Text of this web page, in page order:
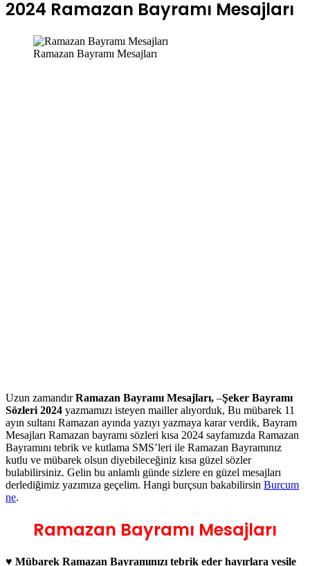
2024 Ramazan Bayramı Mesajları
Ramazan Bayramı Mesajları
Uzun zamandırRamazan Bayramı Mesajları, –Şeker Bayramı
Sözleri 2024 yazmamızı isteyen mailler alıyorduk, Bu mübarek 11
ayın sultanı Ramazan ayında yazıyı yazmaya karar verdik, Bayram
Mesajları Ramazan bayramı sözleri kısa 2024 sayfamızda Ramazan
Bayramını tebrik ve kutlama SMS’leri ile Ramazan Bayramınız
kutlu ve mübarek olsun diyebileceğiniz kısa güzel sözler
bulabilirsiniz. Gelin bu anlamlı günde sizlere en güzel mesajları
derlediğimiz yazımıza geçelim. Hangi burçsun bakabilirsin Burcum
ne.
Ramazan Bayramı Mesajları
♥ Mübarek Ramazan Bayramınızı tebrik eder hayırlara vesile